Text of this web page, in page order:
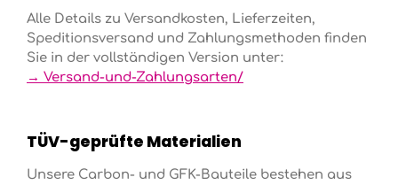
Alle Details zu Versandkosten, Lieferzeiten,
Speditionsversand und Zahlungsmethoden finden
Sie in der vollständigen Version unter:
→ Versand-und-Zahlungsarten/
TÜV-geprüfte Materialien
Unsere Carbon- und GFK-Bauteile bestehen aus